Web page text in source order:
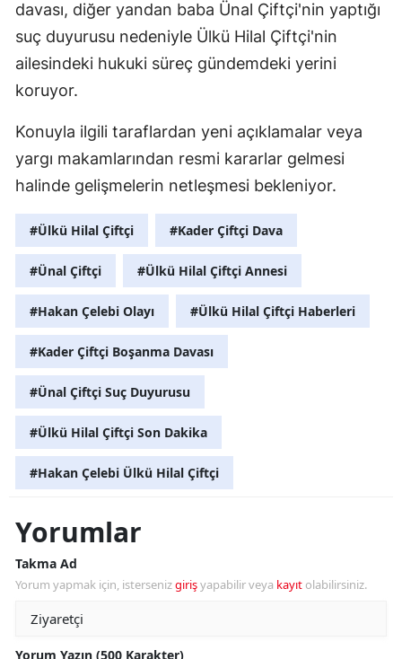
davası, diğer yandan baba Ünal Çiftçi'nin yaptığı
suç duyurusu nedeniyle Ülkü Hilal Çiftçi'nin
ailesindeki hukuki süreç gündemdeki yerini
koruyor.
Konuyla ilgili taraflardan yeni açıklamalar veya
yargı makamlarından resmi kararlar gelmesi
halinde gelişmelerin netleşmesi bekleniyor.
#Ülkü Hilal Çiftçi #Kader Çiftçi Dava
#Ünal Çiftçi #Ülkü Hilal Çiftçi Annesi
#Hakan Çelebi Olayı #Ülkü Hilal Çiftçi Haberleri
#Kader Çiftçi Boşanma Davası
#Ünal Çiftçi Suç Duyurusu
#Ülkü Hilal Çiftçi Son Dakika
#Hakan Çelebi Ülkü Hilal Çiftçi
Yorumlar
Takma Ad
Yorum yapmak için, istersenizgirişyapabilir veya kayıt olabilirsiniz.
Yorum Yazın (500 Karakter)